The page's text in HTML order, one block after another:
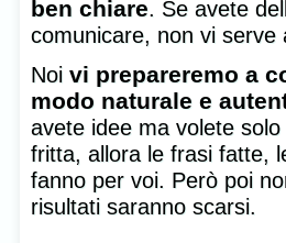
ben chiare. Se avete
comunicare, non vi serve
Noi vi prepareremo a
modo naturale e
avete idee ma volete solo
fritta, allora le frasi fatte,
fanno per voi. Però poi
risultati saranno scarsi.